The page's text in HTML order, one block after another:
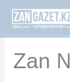
Перейти
содержимому
Zan